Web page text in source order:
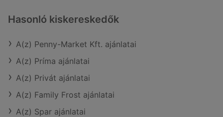
Hasonló kiskereskedők
A(z) Penny-Market Kft. ajánlatai
A(z) Príma ajánlatai
A(z) Privát ajánlatai
A(z) Family Frost ajánlatai
A(z) Spar ajánlatai